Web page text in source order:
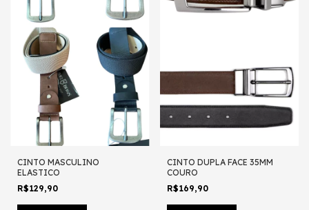
CINTO MASCULINO
ELASTICO
R$129,90
CINTO DUPLA FACE 35MM
COURO
R$169,90